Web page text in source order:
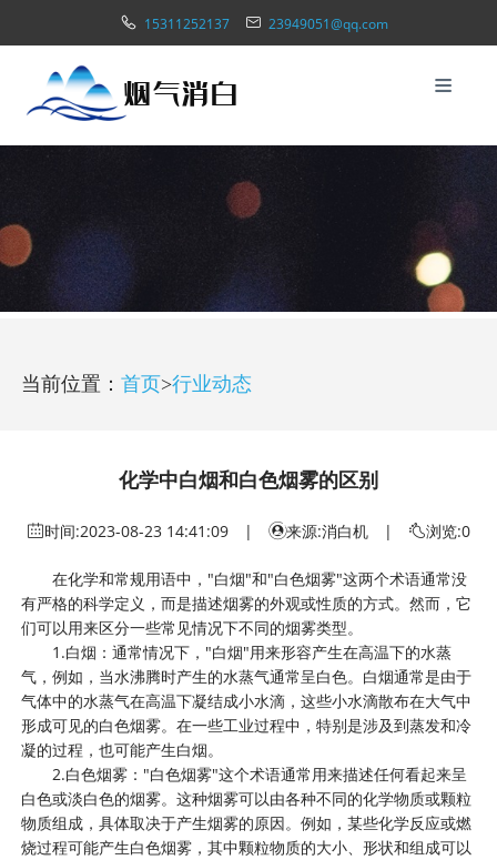
15311252137 23949051@qq.com
当前位置：首页>行业动态
化学中白烟和白色烟雾的区别
时间:2023-08-23 14:41:09 | 来源:消白机 | 浏览:0
在化学和常规用语中，"白烟"和"白色烟雾"这两个术语通常没
有严格的科学定义，而是描述烟雾的外观或性质的方式。然而，它
们可以用来区分一些常见情况下不同的烟雾类型。
1.白烟：通常情况下，"白烟"用来形容产生在高温下的水蒸
气，例如，当水沸腾时产生的水蒸气通常呈白色。白烟通常是由于
气体中的水蒸气在高温下凝结成小水滴，这些小水滴散布在大气中
形成可见的白色烟雾。在一些工业过程中，特别是涉及到蒸发和冷
凝的过程，也可能产生白烟。
2.白色烟雾："白色烟雾"这个术语通常用来描述任何看起来呈
白色或淡白色的烟雾。这种烟雾可以由各种不同的化学物质或颗粒
物质组成，具体取决于产生烟雾的原因。例如，某些化学反应或燃
烧过程可能产生白色烟雾，其中颗粒物质的大小、形状和组成可以